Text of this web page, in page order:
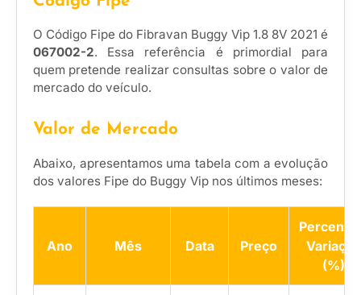
O Código Fipe do Fibravan Buggy Vip 1.8 8V 2021 é
067002-2. Essa referência é primordial para
quem pretende realizar consultas sobre o valor de
mercado do veículo.
Valor de Mercado
Abaixo, apresentamos uma tabela com a evolução
dos valores Fipe do Buggy Vip nos últimos meses:
Ano Mês Data Preço
Variação
(%)